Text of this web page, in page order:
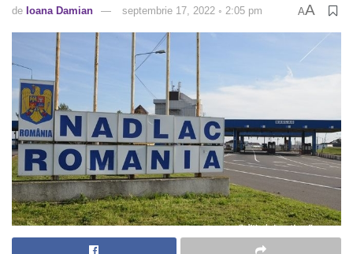
de Ioana Damian septembrie 17, 2022 ◦ 2:05 pm AA